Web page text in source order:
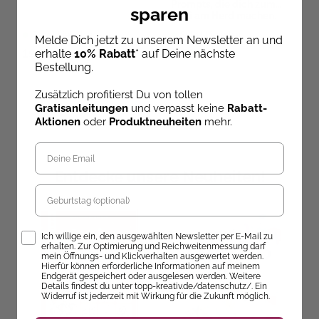
Sofort Lieferbar
19,99 €
Profi am Herd machen.
Sofort Lieferbar
9,99 €
Entdecke unsere Neuheiten!
sparen
Melde Dich jetzt zu unserem Newsletter an und
erhalte 10% Rabatt* auf Deine nächste
Bestellung.
Zusätzlich profitierst Du von tollen
Gratisanleitungen und verpasst keine Rabatt-
Aktionen oder Produktneuheiten mehr.
Geburtstag
Opt-InIch willige ein, den ausgewählten Newsletter per E-Mail zu
erhalten. Zur Optimierung und Reichweitenmessung darf
mein Öffnungs- und Klickverhalten ausgewertet werden.
Hierfür können erforderliche Informationen auf meinem
Endgerät gespeichert oder ausgelesen werden. Weitere
Details findest du unter topp-kreativ.de/datenschutz/. Ein
Widerruf ist jederzeit mit Wirkung für die Zukunft möglich.